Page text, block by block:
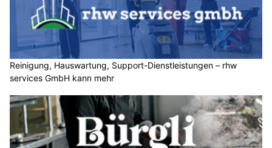
Reinigung, Hauswartung, Support-Dienstleistungen – rhw
services GmbH kann mehr